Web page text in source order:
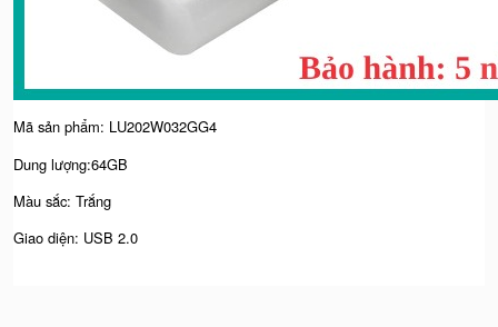
Mã sản phẩm: LU202W032GG4
Dung lượng:64GB
Màu sắc: Trắng
Giao diện: USB 2.0